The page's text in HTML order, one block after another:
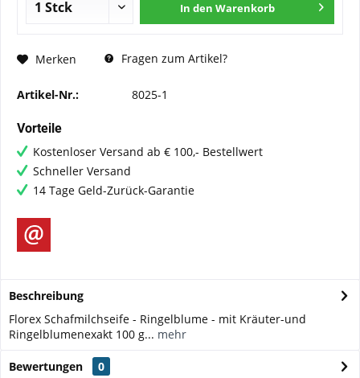
In den Warenkorb
Merken Fragen zum Artikel?
Artikel-Nr.: 8025-1
Vorteile
Kostenloser Versand ab € 100,- Bestellwert
Schneller Versand
14 Tage Geld-Zurück-Garantie
Beschreibung
Florex Schafmilchseife - Ringelblume - mit Kräuter-und
Ringelblumenexakt 100 g... mehr
Bewertungen
0